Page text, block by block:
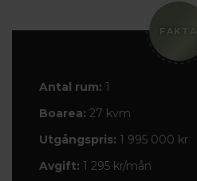
FAKTA
Antal rum: 1
Boarea: 27 kvm
Utgångspris: 1 995 000 kr
Avgift: 1 295 kr/mån